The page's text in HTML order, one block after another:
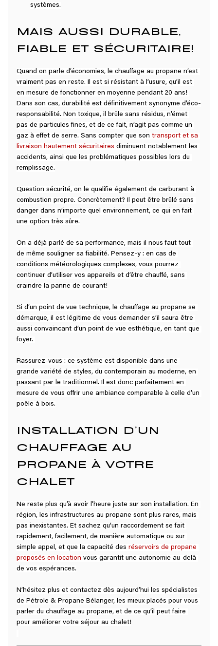
systèmes.
MAIS AUSSI DURABLE,
FIABLE ET SÉCURITAIRE!
Quand on parle d’économies, le chauffage au propane n’est
vraiment pas en reste. Il est si résistant à l’usure, qu’il est
en mesure de fonctionner en moyenne pendant 20 ans!
Dans son cas, durabilité est définitivement synonyme d’éco-
responsabilité. Non toxique, il brûle sans résidus, n’émet
pas de particules fines, et de ce fait, n’agit pas comme un
gaz à effet de serre. Sans compter que son transport et sa
livraison hautement sécuritaires diminuent notablement les
accidents, ainsi que les problématiques possibles lors du
remplissage.
Question sécurité, on le qualifie également de carburant à
combustion propre. Concrètement? Il peut être brûlé sans
danger dans n’importe quel environnement, ce qui en fait
une option très sûre.
On a déjà parlé de sa performance, mais il nous faut tout
de même souligner sa fiabilité. Pensez-y : en cas de
conditions météorologiques complexes, vous pourrez
continuer d’utiliser vos appareils et d’être chauffé, sans
craindre la panne de courant!
Si d’un point de vue technique, le chauffage au propane se
démarque, il est légitime de vous demander s’il saura être
aussi convaincant d’un point de vue esthétique, en tant que
foyer.
Rassurez-vous : ce système est disponible dans une
grande variété de styles, du contemporain au moderne, en
passant par le traditionnel. Il est donc parfaitement en
mesure de vous offrir une ambiance comparable à celle d’un
poêle à bois.
INSTALLATION D’UN
CHAUFFAGE AU
PROPANE À VOTRE
CHALET
Ne reste plus qu’à avoir l’heure juste sur son installation. En
région, les infrastructures au propane sont plus rares, mais
pas inexistantes. Et sachez qu’un raccordement se fait
rapidement, facilement, de manière automatique ou sur
simple appel, et que la capacité des réservoirs de propane
proposés en location vous garantit une autonomie au-delà
de vos espérances.
N’hésitez plus et contactez dès aujourd’hui les spécialistes
de Pétrole & Propane Bélanger, les mieux placés pour vous
parler du chauffage au propane, et de ce qu’il peut faire
pour améliorer votre séjour au chalet!